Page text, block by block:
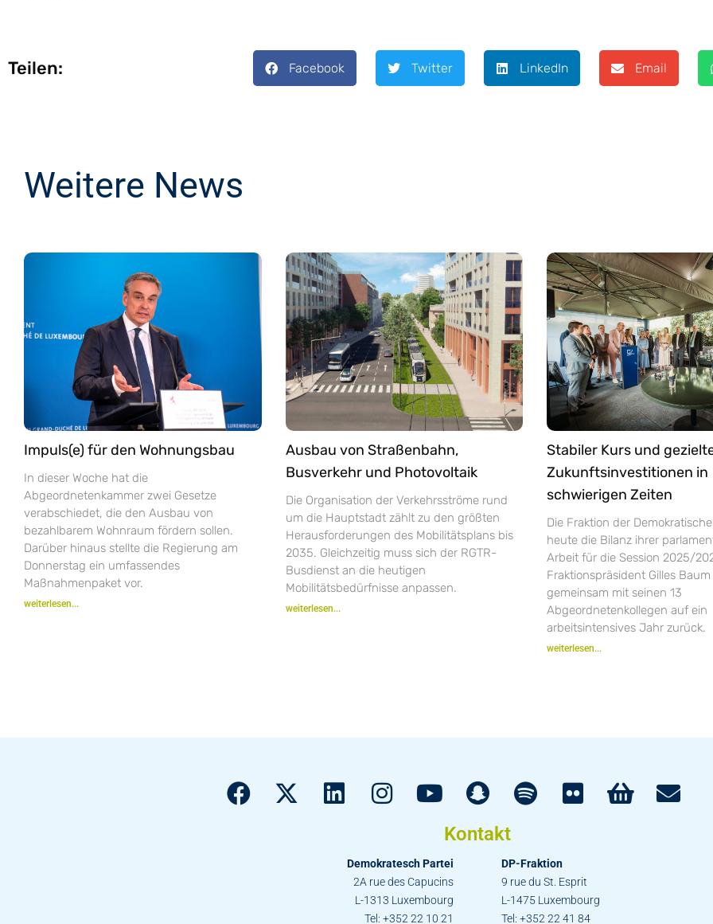
Teilen: Facebook Twitter LinkedIn Email
Weitere News
Impuls(e) für den Wohnungsbau
In dieser Woche hat die
Abgeordnetenkammer zwei Gesetze
verabschiedet, die den Ausbau von
bezahlbarem Wohnraum fördern sollen.
Darüber hinaus stellte die Regierung am
Donnerstag ein umfassendes
Maßnahmenpaket vor.
weiterlesen...
Ausbau von Straßenbahn,
Busverkehr und Photovoltaik
Die Organisation der Verkehrsströme rund
um die Hauptstadt zählt zu den größten
Herausforderungen des Mobilitätsplans bis
2035. Gleichzeitig muss sich der RGTR-
Busdienst an die heutigen
Mobilitätsbedürfnisse anpassen.
weiterlesen...
Stabiler Kurs und
Zukunftsinvestitionen in
schwierigen Zeiten
Die Fraktion der
heute die Bilanz ihrer
Arbeit für die Session 2025/
Fraktionspräsident Gilles
gemeinsam mit seinen 13
Abgeordnetenkollegen auf ein
arbeitsintensives Jahr zurück.
weiterlesen...
Kontakt
Demokratesch Partei
2A rue des Capucins
L-1313 Luxembourg
Tel: +352 22 10 21
DP-Fraktion
9 rue du St. Esprit
L-1475 Luxembourg
Tel: +352 22 41 84